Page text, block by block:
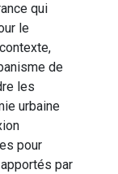
qui
le
de
les
urbaine
pour
par